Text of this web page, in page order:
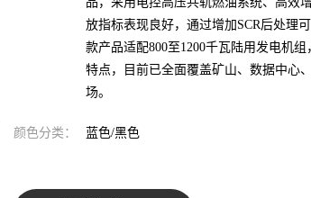
放指标表现良好，通过增加SCR后处理
款产品适配800至1200千瓦陆用发电机
特点，目前已全面覆盖矿山、数据中心
场。
颜色分类： 蓝色/黑色